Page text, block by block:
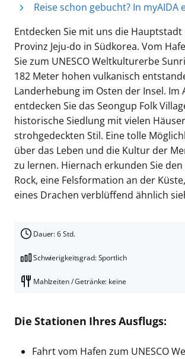
Reise schon gebucht? In myAIDA
Entdecken Sie mit uns die Hauptstadt
Provinz Jeju-do in Südkorea. Vom
Sie zum UNESCO Weltkulturerbe
182 Meter hohen vulkanisch
Landerhebung im Osten der Insel. Im
entdecken Sie das Seongup Folk
historische Siedlung mit vielen
strohgedeckten Stil. Eine tolle
über das Leben und die Kultur der
zu lernen. Hiernach erkunden Sie
Rock, eine Felsformation an der
eines Drachen verblüffend ähnlich
Dauer: 6 Std.
Schwierigkeitsgrad: Sportlich
Mahlzeiten / Getränke: keine
Die Stationen Ihres Ausflugs:
Fahrt vom Hafen zum UNESCO